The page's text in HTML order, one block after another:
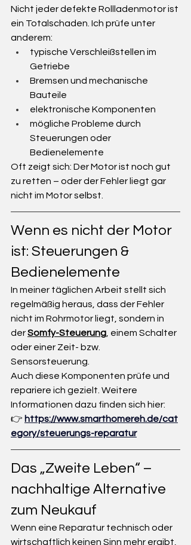
Nicht jeder defekte Rollladenmotor ist
ein Totalschaden. Ich prüfe unter
anderem:
typische Verschleißstellen im
Getriebe
Bremsen und mechanische
Bauteile
elektronische Komponenten
mögliche Probleme durch
Steuerungen oder
Bedienelemente
Oft zeigt sich: Der Motor ist noch gut
zu retten – oder der Fehler liegt gar
nicht im Motor selbst.
Wenn es nicht der Motor
ist: Steuerungen &
Bedienelemente
In meiner täglichen Arbeit stellt sich
regelmäßig heraus, dass der Fehler
nicht im Rohrmotor liegt, sondern in
der Somfy-Steuerung, einem Schalter
oder einer Zeit- bzw.
Sensorsteuerung.
Auch diese Komponenten prüfe und
repariere ich gezielt. Weitere
Informationen dazu finden sich hier:
👉 https://www.smarthomereh.de/cat
egory/steuerungs-reparatur
Das „Zweite Leben“ –
nachhaltige Alternative
zum Neukauf
Wenn eine Reparatur technisch oder
wirtschaftlich keinen Sinn mehr ergibt,